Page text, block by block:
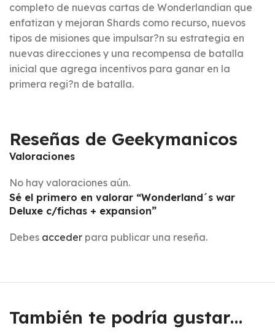
completo de nuevas cartas de Wonderlandian que
enfatizan y mejoran Shards como recurso, nuevos
tipos de misiones que impulsar?n su estrategia en
nuevas direcciones y una recompensa de batalla
inicial que agrega incentivos para ganar en la
primera regi?n de batalla.
Reseñas de Geekymanicos
Valoraciones
No hay valoraciones aún.
Sé el primero en valorar “Wonderland´s war
Deluxe c/fichas + expansion”
Debes acceder para publicar una reseña.
También te podría gustar…